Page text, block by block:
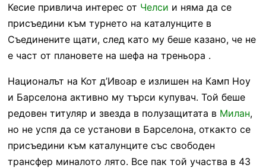
Кесие привлича интерес от Челси и няма да се
присъедини към турнето на каталунците в
Съединените щати, след като му беше казано, че не
е част от плановете на шефа на треньора .
Националът на Кот д’Ивоар е излишен на Камп Ноу
и Барселона активно му търси купувач. Той беше
редовен титуляр и звезда в полузащитата в Милан,
но не успя да се установи в Барселона, откакто се
присъедини към каталунците със свободен
трансфер миналото лято. Все пак той участва в 43